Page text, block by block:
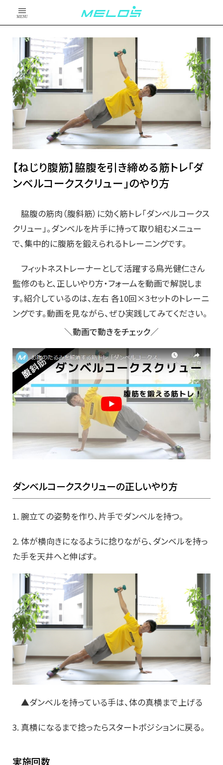
MENU
【ねじり腹筋】脇腹を引き締める筋トレ「ダ
ンベルコークスクリュー」のやり方
脇腹の筋肉（腹斜筋）に効く筋トレ「ダンベルコークス
クリュー」。ダンベルを片手に持って取り組むメニュー
で、集中的に腹筋を鍛えられるトレーニングです。
フィットネストレーナーとして活躍する鳥光健仁さん
監修のもと、正しいやり方・フォームを動画で解説しま
す。紹介しているのは、左右 各10回×3セットのトレーニ
ングです。動画を見ながら、ぜひ実践してみてください。
＼動画で動きをチェック／
ダンベルコークスクリューの正しいやり方
1. 腕立ての姿勢を作り、片手でダンベルを持つ。
2. 体が横向きになるように捻りながら、ダンベルを持っ
た手を天井へと伸ばす。
▲ダンベルを持っている手は、体の真横まで上げる
3. 真横になるまで捻ったらスタートポジションに戻る。
実施回数